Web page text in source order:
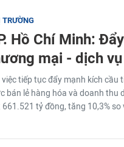
TRƯỜNG
Hồ Chí Minh:
mại - dịch
việc tiếp tục đẩy mạnh kích cầu
bán lẻ hàng hóa và doanh thu
661.521 tỷ đồng, tăng 10,3%